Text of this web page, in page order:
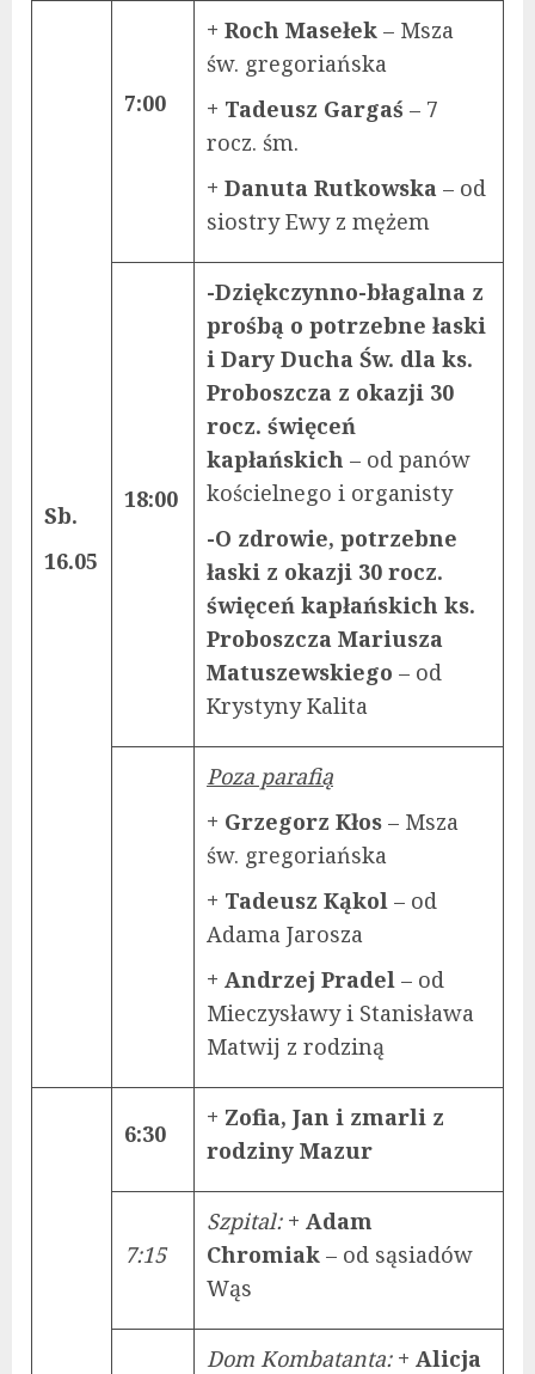
Sb.
16.05
7:00
+ Roch Masełek – Msza
św. gregoriańska
+ Tadeusz Gargaś – 7
rocz. śm.
+ Danuta Rutkowska – od
siostry Ewy z mężem
18:00
-Dziękczynno-błagalna z
prośbą o potrzebne łaski
i Dary Ducha Św. dla ks.
Proboszcza z okazji 30
rocz. święceń
kapłańskich – od panów
kościelnego i organisty
-O zdrowie, potrzebne
łaski z okazji 30 rocz.
święceń kapłańskich ks.
Proboszcza Mariusza
Matuszewskiego – od
Krystyny Kalita
Poza parafią
+ Grzegorz Kłos – Msza
św. gregoriańska
+ Tadeusz Kąkol – od
Adama Jarosza
+ Andrzej Pradel – od
Mieczysławy i Stanisława
Matwij z rodziną
6:30
+ Zofia, Jan i zmarli z
rodziny Mazur
7:15
Szpital: + Adam
Chromiak – od sąsiadów
Wąs
Dom Kombatanta: + Alicja